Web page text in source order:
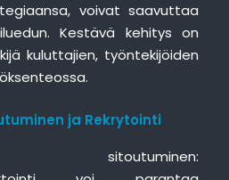
voivat saavuttaa
Kestävä kehitys on
kuluttajien, työntekijöiden
ja Rekrytointi
sitoutuminen: